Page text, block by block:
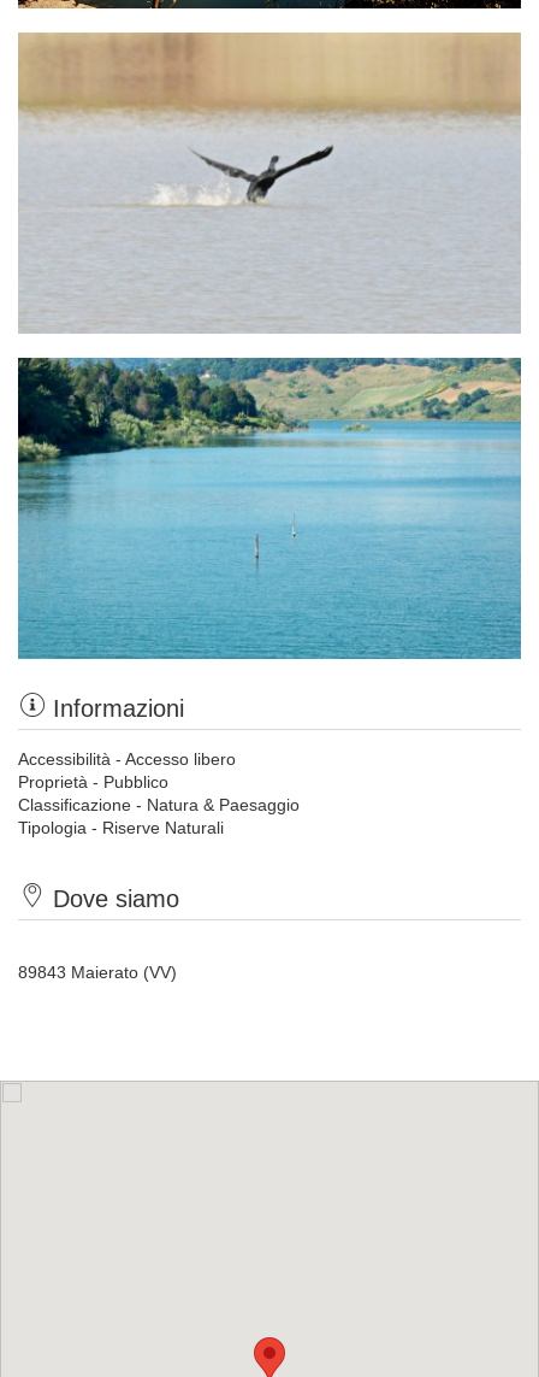
Informazioni
Accessibilità - Accesso libero
Proprietà - Pubblico
Classificazione - Natura & Paesaggio
Tipologia - Riserve Naturali
Dove siamo
89843 Maierato (VV)